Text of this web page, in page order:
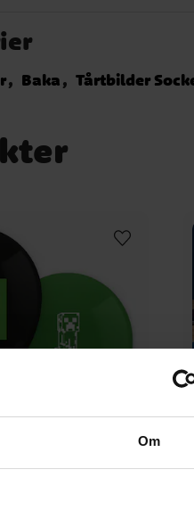
Om
Baka Tårtbilder